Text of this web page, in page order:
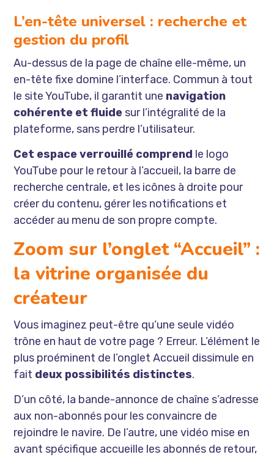
L’en-tête universel : recherche et
gestion du profil
Au-dessus de la page de chaîne elle-même, un
en-tête fixe domine l’interface. Commun à tout
le site YouTube, il garantit une navigation
cohérente et fluidesur l’intégralité de la
plateforme, sans perdre l’utilisateur.
Cet espace verrouillé comprend le logo
YouTube pour le retour à l’accueil, la barre de
recherche centrale, et les icônes à droite pour
créer du contenu, gérer les notifications et
accéder au menu de son propre compte.
Zoom sur l’onglet “Accueil” :
la vitrine organisée du
créateur
Vous imaginez peut-être qu’une seule vidéo
trône en haut de votre page ? Erreur. L’élément le
plus proéminent de l’onglet Accueil dissimule en
fait deux possibilités distinctes.
D’un côté, la bande-annonce de chaîne s’adresse
aux non-abonnés pour les convaincre de
rejoindre le navire. De l’autre, une vidéo mise en
avant spécifique accueille les abonnés de retour,